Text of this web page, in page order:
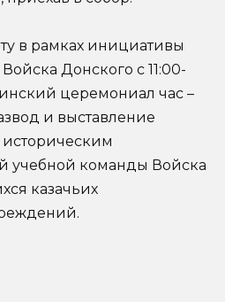
в рамках инициативы
Донского с 11:00-
церемониал час –
и выставление
историческим
учебной команды Войска
казачьих